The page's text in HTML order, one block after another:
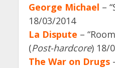
George Michael –
18/03/2014
La Dispute –
(Post-hardcore) 18/
The War on Drugs